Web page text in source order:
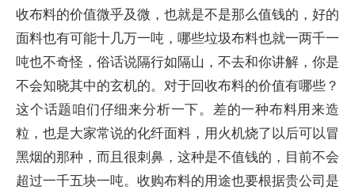
收布料的价值微乎及微，也就是不是那么值钱的，好的
面料也有可能十几万一吨，哪些垃圾布料也就一两千一
吨也不奇怪，俗话说隔行如隔山，不去和你讲解，你是
不会知晓其中的玄机的。对于回收布料的价值有哪些？
这个话题咱们仔细来分析一下。差的一种布料用来造
粒，也是大家常说的化纤面料，用火机烧了以后可以冒
黑烟的那种，而且很刺鼻，这种是不值钱的，目前不会
超过一千五块一吨。收购布料的用途也要根据贵公司是